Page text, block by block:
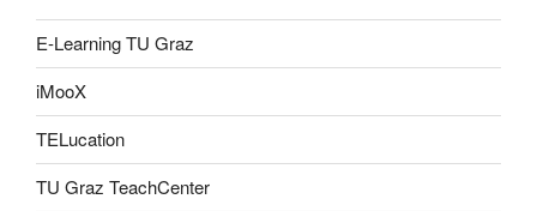
E-Learning TU Graz
iMooX
TELucation
TU Graz TeachCenter